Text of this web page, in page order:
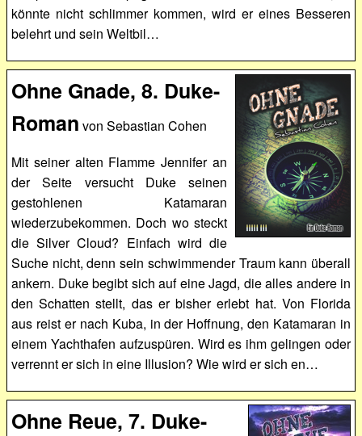
könnte nicht schlimmer kommen, wird er eines Besseren
belehrt und sein Weltbil…
Ohne Gnade, 8. Duke-
Roman von Sebastian Cohen
Mit seiner alten Flamme Jennifer an
der Seite versucht Duke seinen
gestohlenen Katamaran
wiederzubekommen. Doch wo steckt
die Silver Cloud? Einfach wird die
Suche nicht, denn sein schwimmender Traum kann überall
ankern. Duke begibt sich auf eine Jagd, die alles andere in
den Schatten stellt, das er bisher erlebt hat. Von Florida
aus reist er nach Kuba, in der Hoffnung, den Katamaran in
einem Yachthafen aufzuspüren. Wird es ihm gelingen oder
verrennt er sich in eine Illusion? Wie wird er sich en…
Ohne Reue, 7. Duke-